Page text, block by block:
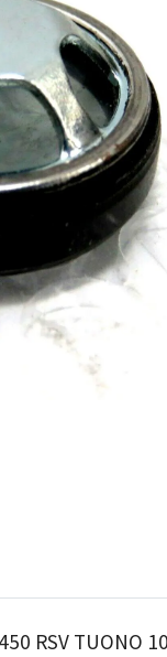
RSV TUONO